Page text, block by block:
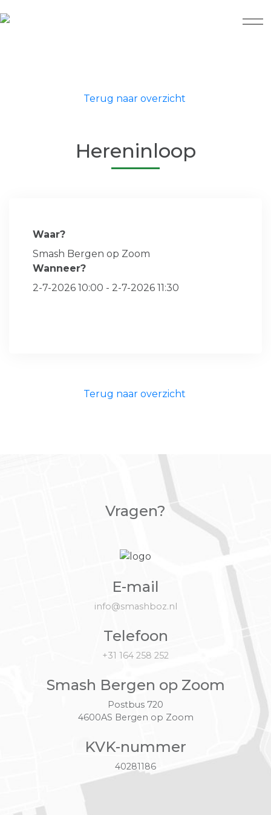
Terug naar overzicht
Hereninloop
Waar?
Smash Bergen op Zoom
Wanneer?
2-7-2026 10:00 - 2-7-2026 11:30
Terug naar overzicht
Vragen?
E-mail
info@smashboz.nl
Telefoon
+31 164 258 252
Smash Bergen op Zoom
Postbus 720
4600AS Bergen op Zoom
KVK-nummer
40281186